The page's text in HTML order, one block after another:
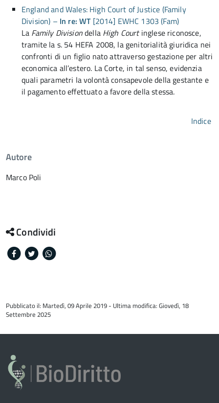
England and Wales: High Court of Justice (Family
Division) – In re: WT[2014] EWHC 1303 (Fam)
La Family Divisiondella High Courtinglese riconosce,
tramite la s. 54 HEFA 2008, la genitorialità giuridica nei
confronti di un figlio nato attraverso gestazione per altri
economica all’estero. La Corte, in tal senso, evidenzia
quali parametri la volontà consapevole della gestante e
il pagamento effettuato a favore della stessa.
Indice
Autore
Marco Poli
Condividi
Facebook
Twitter
del
contenuto
Pubblicato il: Martedì, 09 Aprile 2019 - Ultima modifica: Giovedì, 18
Settembre 2025